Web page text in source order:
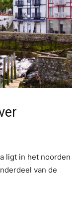
ligt in het noorden
van de